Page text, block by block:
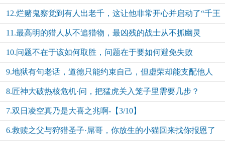
12.烂赌鬼察觉到有人出老千，这让他非常开心并启动了“千王
之王”模式
11.最高明的猎人从不追猎物，最凶残的战士从不抓幽灵
【7/10】
10.问题不在于该如何取胜，问题在于要如何避免失败
【6/10】
9.地狱有句老话，道德只能约束自己，但虚荣却能支配他人
【5/10】
8.匠神大破热核危机·问，把猛虎关入笼子里需要几步？
【4/10】
7.双日凌空真乃是大喜之兆啊-【3/10】
6.救赎之父与狩猎圣子·屌哥，你放生的小猫回来找你报恩了